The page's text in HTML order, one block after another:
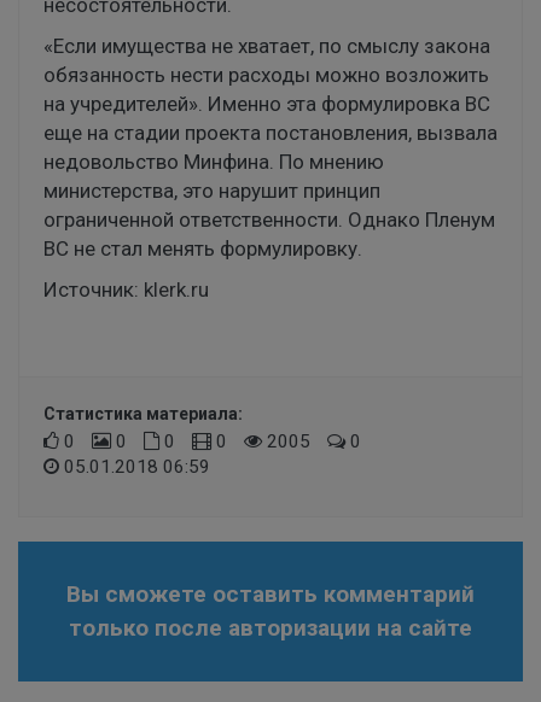
«Если имущества не хватает, по смыслу закона
обязанность нести расходы можно возложить
на учредителей». Именно эта формулировка ВС
еще на стадии проекта постановления, вызвала
недовольство Минфина. По мнению
министерства, это нарушит принцип
ограниченной ответственности. Однако Пленум
ВС не стал менять формулировку.
Источник: klerk.ru
Статистика материала:
0 0 0 0 2005
0
05.01.2018 06:59
Вы сможете оставить комментарий
только после авторизации на сайте